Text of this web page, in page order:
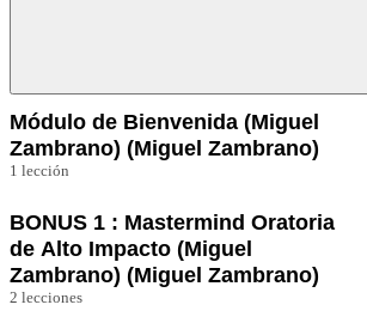
Módulo de Bienvenida (Miguel
Zambrano) (Miguel Zambrano)
1 lección
BONUS 1 : Mastermind Oratoria
de Alto Impacto (Miguel
Zambrano) (Miguel Zambrano)
2 lecciones